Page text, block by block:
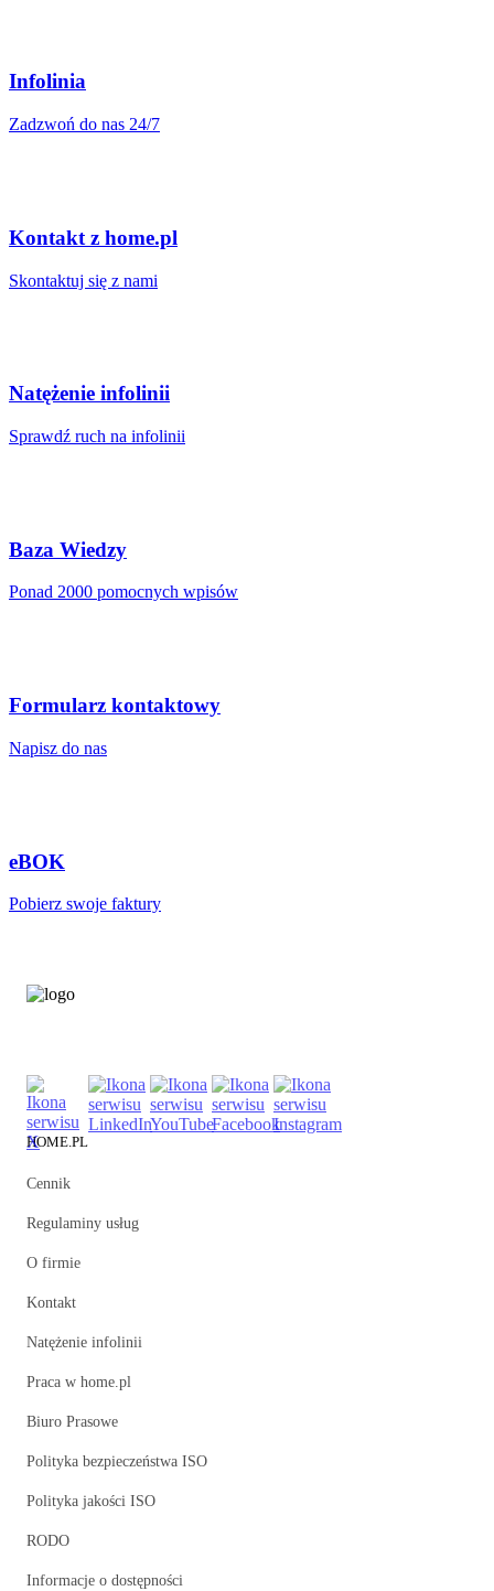
Infolinia
Zadzwoń do nas 24/7
Kontakt z home.pl
Skontaktuj się z nami
Natężenie infolinii
Sprawdź ruch na infolinii
Baza Wiedzy
Ponad 2000 pomocnych wpisów
Formularz kontaktowy
Napisz do nas
eBOK
Pobierz swoje faktury
HOME.PL
Cennik
Regulaminy usług
O firmie
Kontakt
Natężenie infolinii
Praca w home.pl
Biuro Prasowe
Polityka bezpieczeństwa ISO
Polityka jakości ISO
RODO
Informacje o dostępności